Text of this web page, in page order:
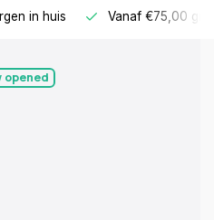
in huis Vanaf €75,00
opened